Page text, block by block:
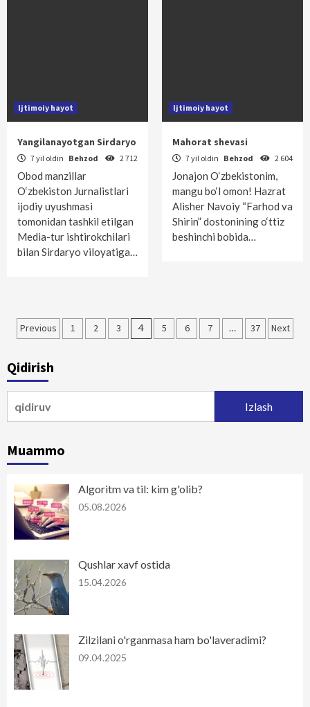
Ijtimoiy hayot
Yangilanayotgan Sirdaryo
7 yil oldin Behzod 2 712
Obod manzillar
O‘zbekiston Jurnalistlari
ijodiy uyushmasi
tomonidan tashkil etilgan
Media-tur ishtirokchilari
bilan Sirdaryo viloyatiga…
Ijtimoiy hayot
Mahorat shevasi
7 yil oldin Behzod 2 604
Jonajon O‘zbekistonim,
mangu bo‘l omon! Hazrat
Alisher Navoiy “Farhod va
Shirin” dostonining o‘ttiz
beshinchi bobida…
Maqolalar
harakatlanish
Previous 1 2 3 4 5 6 7 … 37 Next
Qidirish
Muammo
Algoritm va til: kim g'olib?
05.08.2026
Qushlar xavf ostida
15.04.2026
Zilzilani o'rganmasa ham bo'laveradimi?
09.04.2025